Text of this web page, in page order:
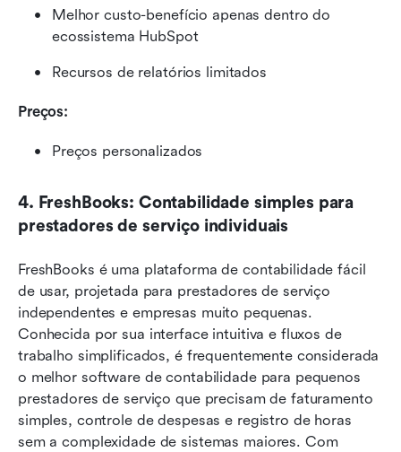
Melhor custo-benefício apenas dentro do
ecossistema HubSpot
Recursos de relatórios limitados
Preços:
Preços personalizados
4. FreshBooks: Contabilidade simples para
prestadores de serviço individuais
FreshBooks é uma plataforma de contabilidade fácil
de usar, projetada para prestadores de serviço
independentes e empresas muito pequenas.
Conhecida por sua interface intuitiva e fluxos de
trabalho simplificados, é frequentemente considerada
o melhor software de contabilidade para pequenos
prestadores de serviço que precisam de faturamento
simples, controle de despesas e registro de horas
sem a complexidade de sistemas maiores. Com